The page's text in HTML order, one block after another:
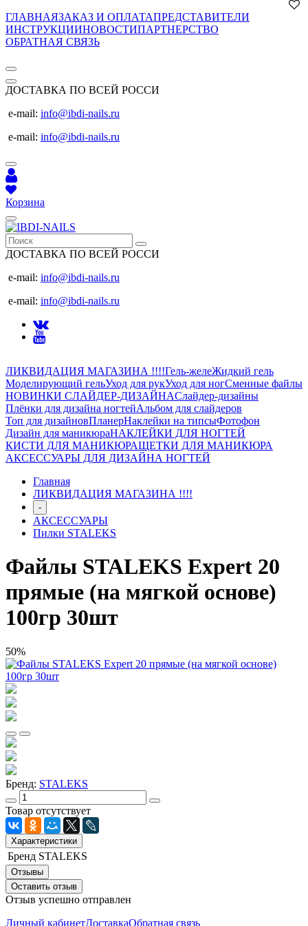
ГЛАВНАЯЗАКАЗ И ОПЛАТАПРЕДСТАВИТЕЛИ
ИНСТРУКЦИИНОВОСТИПАРТНЕРСТВО
ОБРАТНАЯ СВЯЗЬ
ДОСТАВКА ПО ВСЕЙ РОССИ
e-mail: info@ibdi-nails.ru
e-mail: info@ibdi-nails.ru
Корзина
ДОСТАВКА ПО ВСЕЙ РОССИ
e-mail: info@ibdi-nails.ru
e-mail: info@ibdi-nails.ru
ЛИКВИДАЦИЯ МАГАЗИНА !!!!Гель-желеЖидкий гель
Моделирующий гельУход для рукУход для ногСменные файлы
НОВИНКИ СЛАЙДЕР-ДИЗАЙНАСлайдер-дизайны
Плёнки для дизайна ногтейАльбом для слайдеров
Топ для дизайновПланерНаклейки на типсыФотофон
Дизайн для маникюраНАКЛЕЙКИ ДЛЯ НОГТЕЙ
КИСТИ ДЛЯ МАНИКЮРАЩЕТКИ ДЛЯ МАНИКЮРА
АКСЕССУАРЫ ДЛЯ ДИЗАЙНА НОГТЕЙ
Главная
ЛИКВИДАЦИЯ МАГАЗИНА !!!!
-
АКСЕССУАРЫ
Пилки STALEKS
Файлы STALEKS Expert 20
прямые (на мягкой основе)
100гр 30шт
50%
Бренд: STALEKS
Товар отсутствует
Характеристики
Бренд STALEKS
Отзывы
Оставить отзыв
Отзыв успешно отправлен
Личный кабинетДоставкаОбратная связь